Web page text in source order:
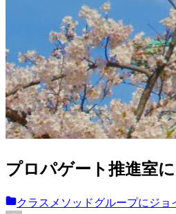
プロパゲート推進室
クラスメソッドグループにジョ